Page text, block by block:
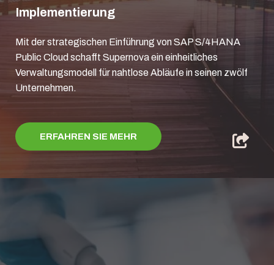
Implementierung
Mit der strategischen Einführung von SAP S/4HANA
Public Cloud schafft Supernova ein einheitliches
Verwaltungsmodell für nahtlose Abläufe in seinen zwölf
Unternehmen.
ERFAHREN SIE MEHR